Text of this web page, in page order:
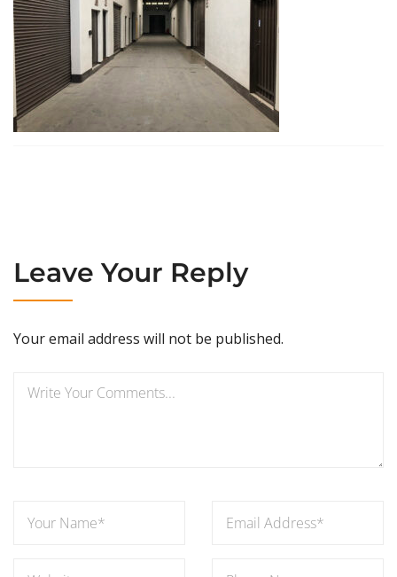
Leave Your Reply
Your email address will not be published.